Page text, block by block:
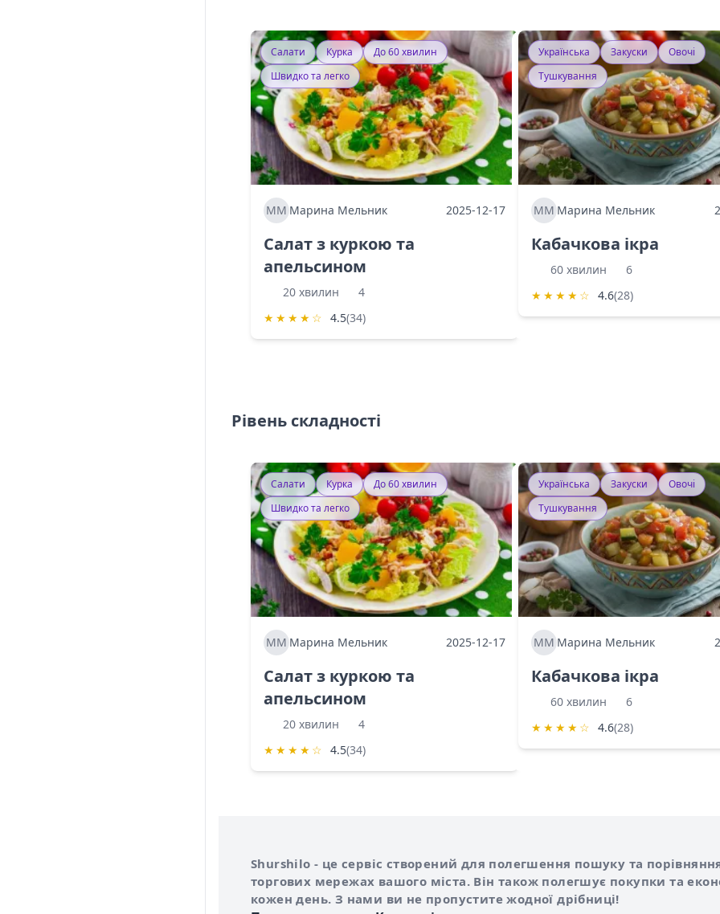
Салати Курка
До 60 хвилин
Швидко та легко
ММ Марина Мельник 2025-12-17
Салат з куркою та
апельсином
20 хвилин
4
★ ★ ★ ★ ☆ 4.5(34)
Українська Закуски
Овочі
Тушкування
ММ Марина Мельник
Кабачкова ікра
60 хвилин
6
★ ★ ★ ★ ☆ 4.6(28)
Рівень складності
Салати Курка
До 60 хвилин
Швидко та легко
ММ Марина Мельник 2025-12-17
Салат з куркою та
апельсином
20 хвилин
4
★ ★ ★ ★ ☆ 4.5(34)
Українська Закуски
Овочі
Тушкування
ММ Марина Мельник
Кабачкова ікра
60 хвилин
6
★ ★ ★ ★ ☆ 4.6(28)
Про сервіс Shurshilo
Shurshilo - це сервіс створений для полегшення пошуку та
торгових мережах вашого міста. Він також полегшує покупки та
кожен день. З нами ви не пропустите жодної дрібниці!